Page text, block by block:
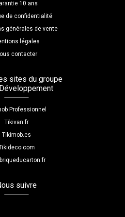
10 ans
de confidentialité
générales de vente
légales
contacter
sites du groupe
Professionnel
Tikivan.fr
Tikimob.es
suivre